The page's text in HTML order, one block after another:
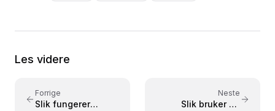
Media og Adresseavisen. Forfatter av læreboken
2015. Kursene er bygget på praktisk læring med
og viderekomne.
Les videre
Forrige
Slik fungerer
Neste
Slik bruker du